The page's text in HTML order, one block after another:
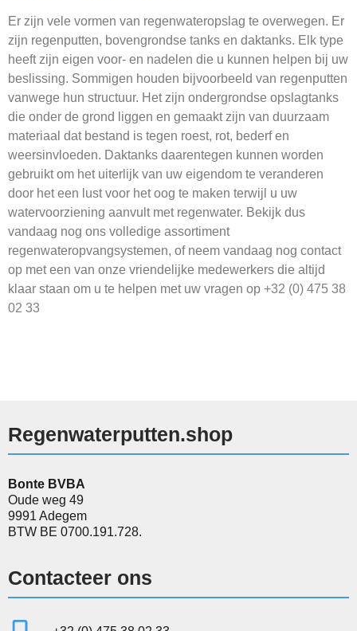
Er zijn vele vormen van regenwateropslag te overwegen. Er
zijn regenputten, bovengrondse tanks en daktanks. Elk type
heeft zijn eigen voor- en nadelen die u kunnen helpen bij uw
beslissing. Sommigen houden bijvoorbeeld van regenputten
vanwege hun structuur. Het zijn ondergrondse opslagtanks
die onder de grond liggen en gemaakt zijn van duurzaam
materiaal dat bestand is tegen roest, rot, bederf en
weersinvloeden. Daktanks daarentegen kunnen worden
gebruikt om het uiterlijk van uw eigendom te veranderen
door het een lust voor het oog te maken terwijl u uw
watervoorziening aanvult met regenwater. Bekijk dus
vandaag nog ons volledige assortiment
regenwateropvangsystemen, of neem vandaag nog contact
op met een van onze vriendelijke medewerkers die altijd
klaar staan om u te helpen met uw vragen op +32 (0) 475 38
02 33
Regenwaterputten.shop
Bonte BVBA
Oude weg 49
9991 Adegem
BTW BE 0700.191.728.
Contacteer ons